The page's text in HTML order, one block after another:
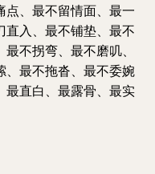
点、最不留情面、最一
直入、最不铺垫、最不
不拐弯、最不磨叽、
、最不拖沓、最不委婉
最直白、最露骨、最实